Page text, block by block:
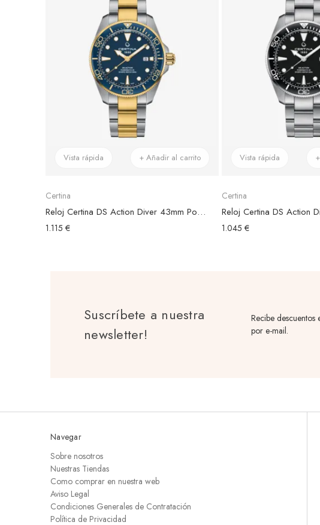
Vista rápida + Añadir al carrito
Certina
Reloj Certina DS Action Diver 43mm Powermatic 80 Bicolor, Esfera Azul
1.115 €
Vista rápida
Certina
1.045 €
Suscríbete a nuestra
newsletter!
Recibe
por e-mail.
Navegar
Sobre nosotros
Nuestras Tiendas
Como comprar en nuestra web
Aviso Legal
Condiciones Generales de Contratación
Política de Privacidad